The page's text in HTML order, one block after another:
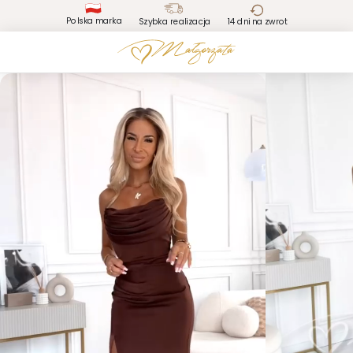
Polska marka Szybka realizacja 14 dni na zwrot